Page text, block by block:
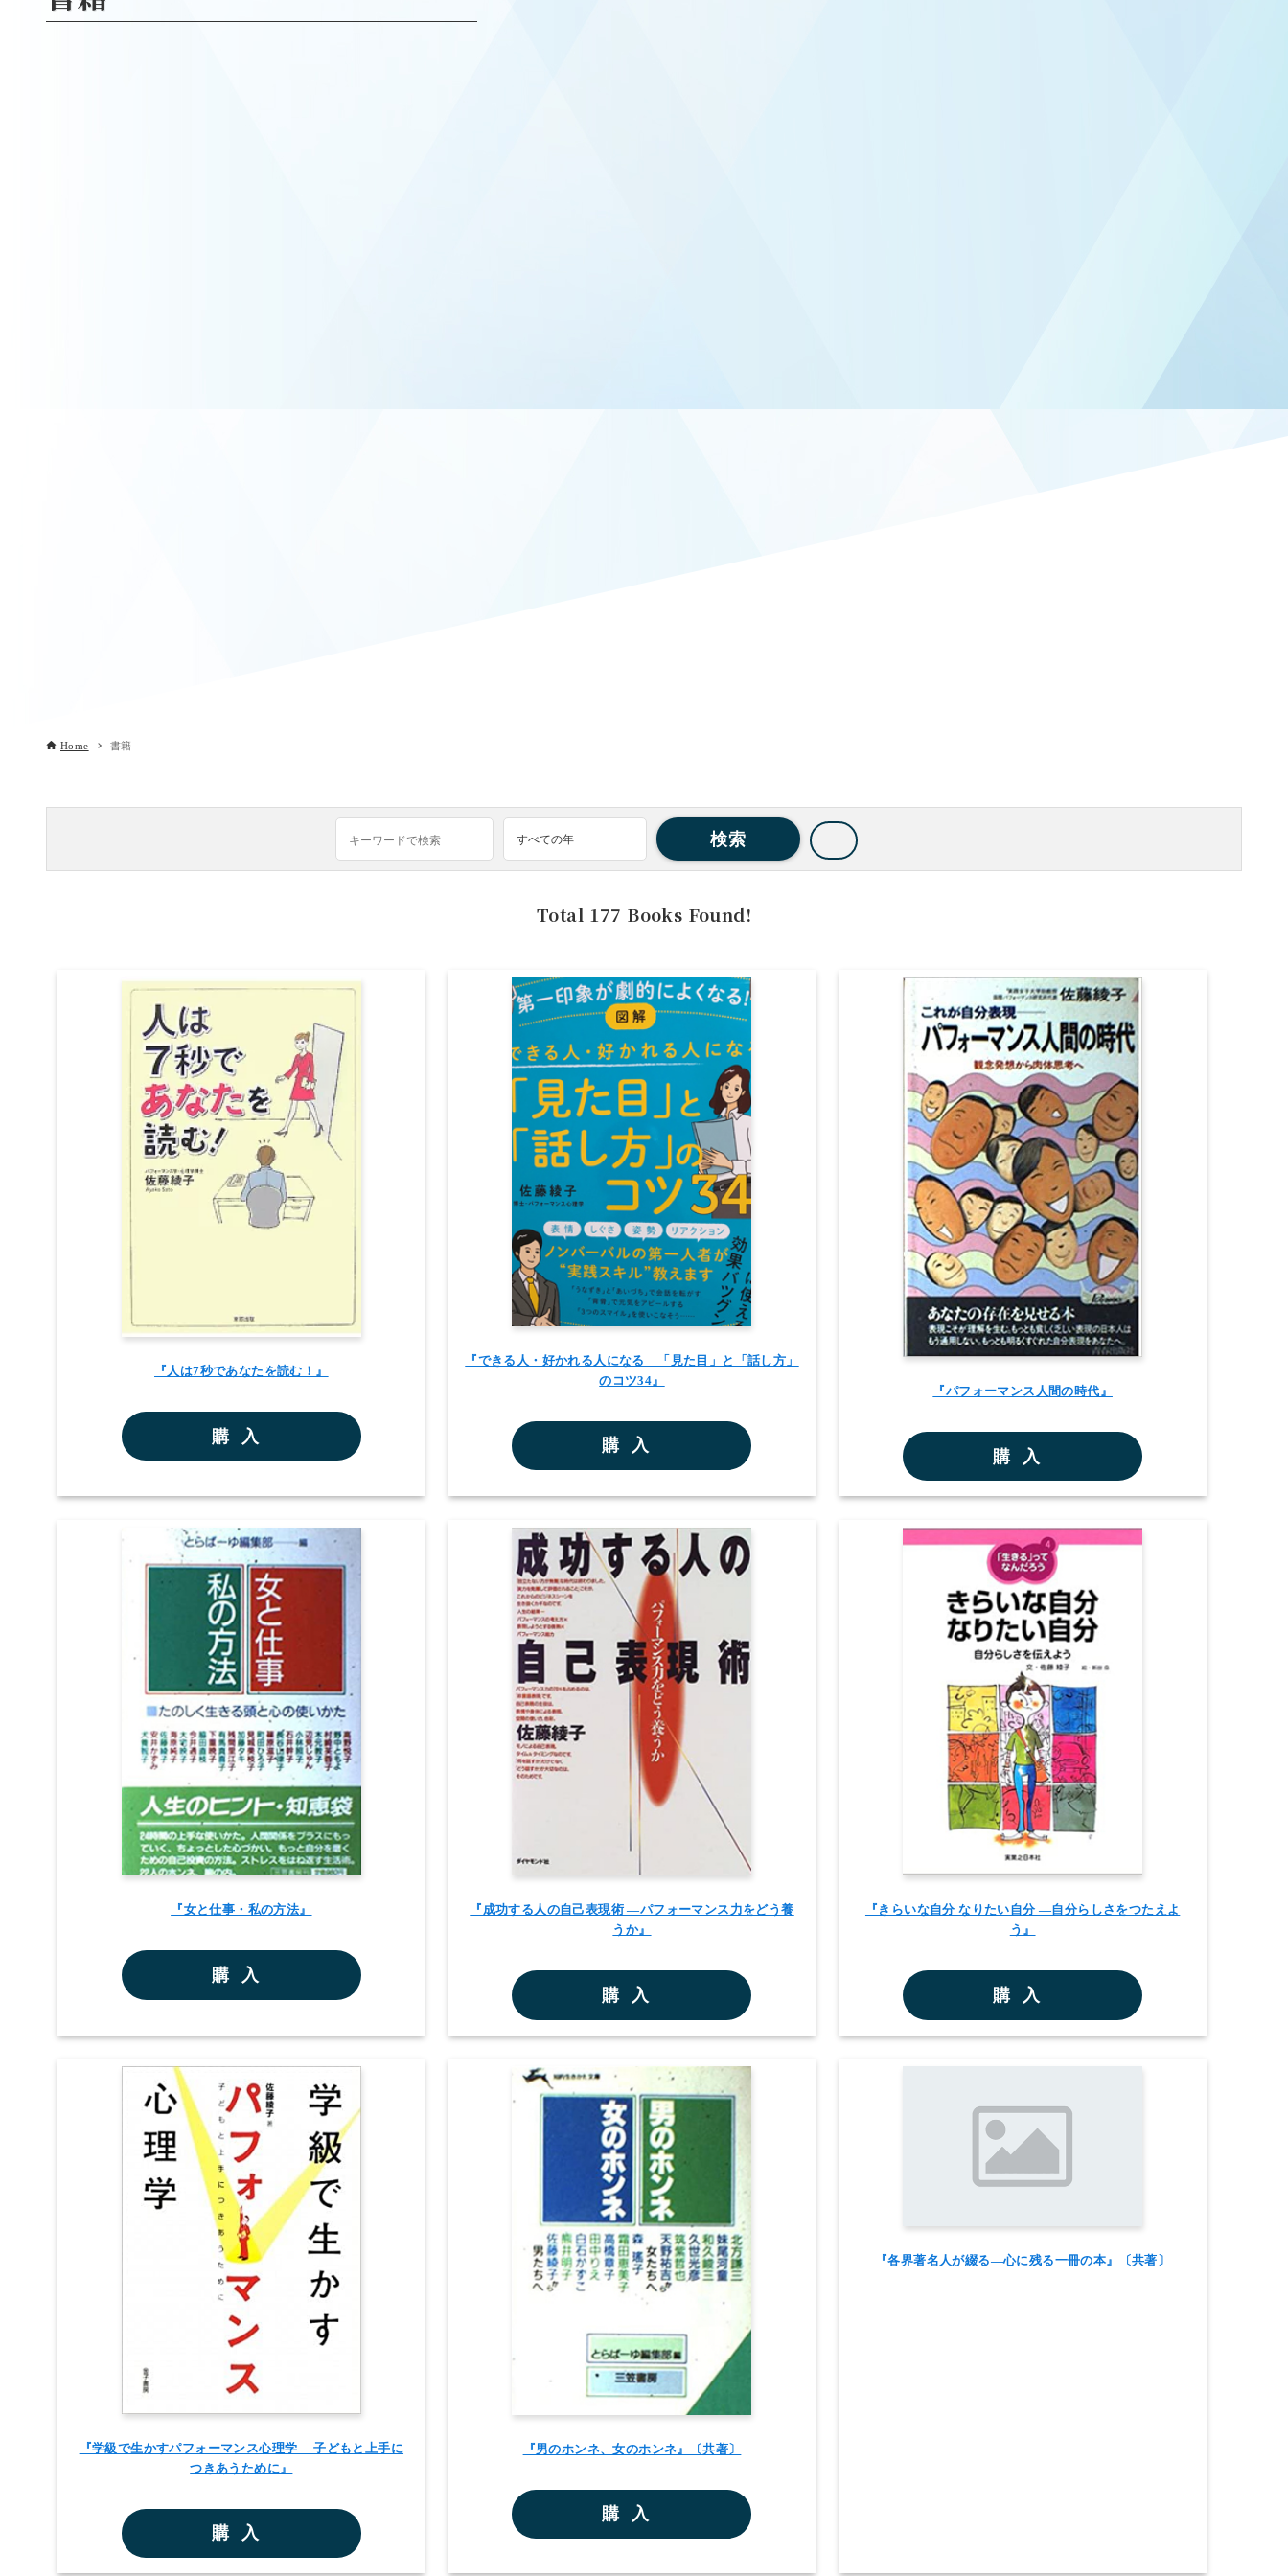
Home 書籍
Total 177 Books Found!
『人は7秒であなたを読む！』
購入
『できる人・好かれる人になる 「見た目」と「話し方」
のコツ34』
購入
『パフォーマンス人間の時代』
購入
『女と仕事・私の方法』
購入
『成功する人の自己表現術 ―パフォーマンス力をどう養
うか』
購入
『きらいな自分 なりたい自分 ―自分らしさをつたえよ
う』
購入
『学級で生かすパフォーマンス心理学 ―子どもと上手に
つきあうために』
購入
『男のホンネ、女のホンネ』〔共著〕
購入
『各界著名人が綴る―心に残る一冊の本』〔共著〕